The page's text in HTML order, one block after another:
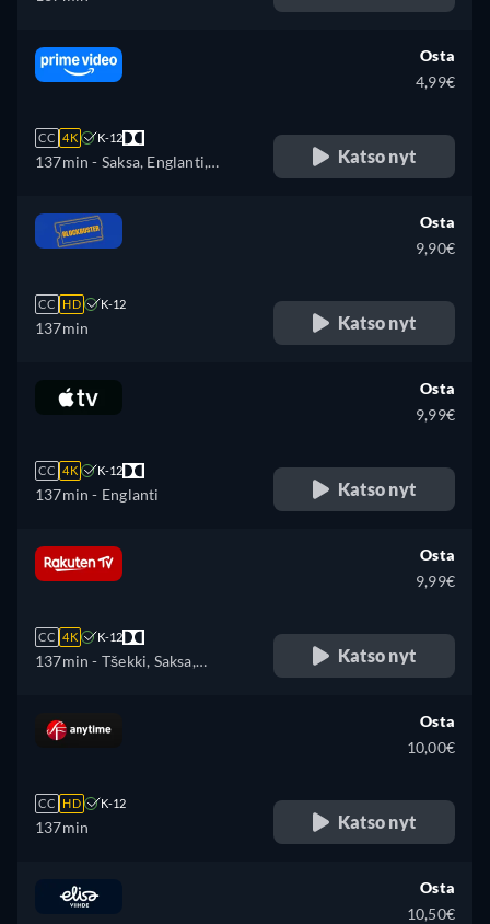
CC 4K K-12
137min - Saksa, Englanti,
Puola, Portugali
Osta
4,99€
Katso nyt
CC HD K-12
137min
Osta
9,90€
Katso nyt
CC 4K K-12
137min - Englanti
Osta
9,99€
Katso nyt
CC 4K K-12
137min - Tšekki, Saksa,
Osta
9,99€
Katso nyt
CC HD K-12
137min
Osta
10,00€
Katso nyt
Osta
10,50€